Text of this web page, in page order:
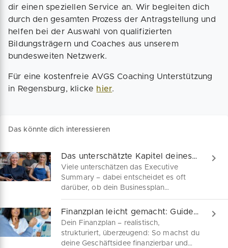
dir einen speziellen Service an. Wir begleiten dich
durch den gesamten Prozess der Antragstellung und
helfen bei der Auswahl von qualifizierten
Bildungsträgern und Coaches aus unserem
bundesweiten Netzwerk.
Für eine kostenfreie AVGS Coaching Unterstützung
in Regensburg, klicke hier.
Das könnte dich interessieren
Das unterschätzte Kapitel deines Businessplans
Viele unterschätzen das Executive
Summary – dabei entscheidet es oft
darüber, ob dein Businessplan
überhaupt gelesen wird. Hier erfährst
du, wie du dieses Kapitel so aufbaust,
dass Kapitalgeber, Banken und
Förderstellen sofort neugierig werden.
Inkl. Tool und Vorlage!
Finanzplan leicht gemacht: Guide für Gründer
Dein Finanzplan – realistisch,
strukturiert, überzeugend: So machst du
deine Geschäftsidee finanzierbar und